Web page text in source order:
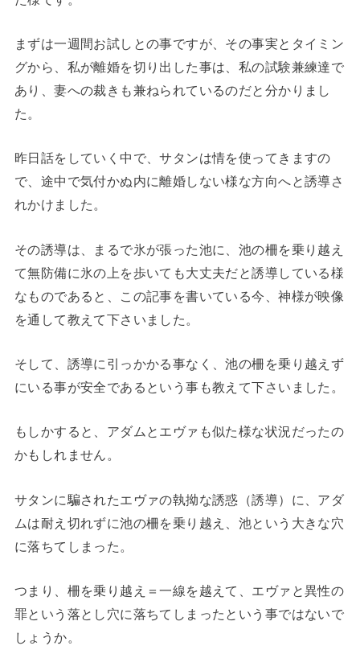
まずは一週間お試しとの事ですが、その事実とタイミン
グから、私が離婚を切り出した事は、私の試験兼練達で
あり、妻への裁きも兼ねられているのだと分かりまし
た。
昨日話をしていく中で、サタンは情を使ってきますの
で、途中で気付かぬ内に離婚しない様な方向へと誘導さ
れかけました。
その誘導は、まるで氷が張った池に、池の柵を乗り越え
て無防備に氷の上を歩いても大丈夫だと誘導している様
なものであると、この記事を書いている今、神様が映像
を通して教えて下さいました。
そして、誘導に引っかかる事なく、池の柵を乗り越えず
にいる事が安全であるという事も教えて下さいました。
もしかすると、アダムとエヴァも似た様な状況だったの
かもしれません。
サタンに騙されたエヴァの執拗な誘惑（誘導）に、アダ
ムは耐え切れずに池の柵を乗り越え、池という大きな穴
に落ちてしまった。
つまり、柵を乗り越え＝一線を越えて、エヴァと異性の
罪という落とし穴に落ちてしまったという事ではないで
しょうか。